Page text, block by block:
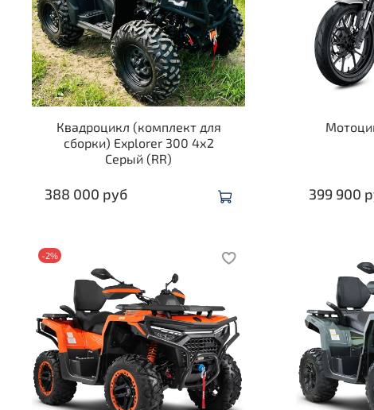
Квадроцикл (комплект для
сборки) Explorer 300 4х2
Серый (RR)
388 000 руб 399 900
-2%